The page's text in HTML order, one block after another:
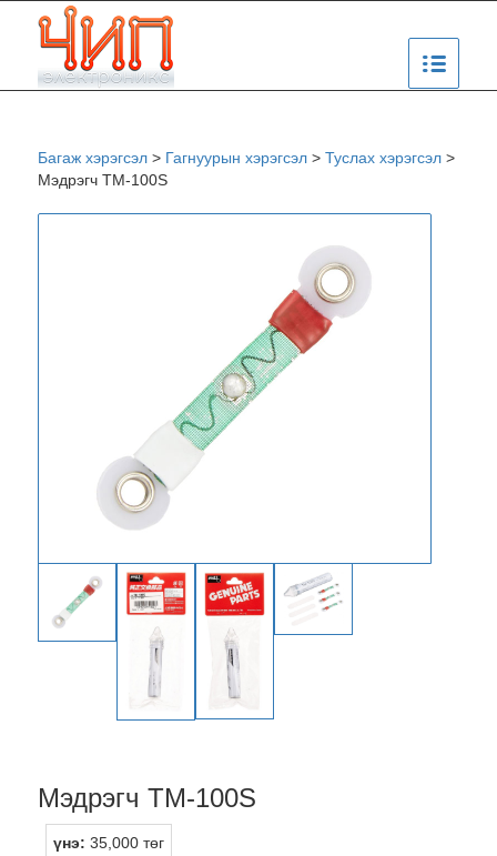
Багаж хэрэгсэл> Гагнуурын хэрэгсэл> Туслах хэрэгсэл>
Мэдрэгч TM-100S
Мэдрэгч TM-100S
үнэ: 35,000 төг